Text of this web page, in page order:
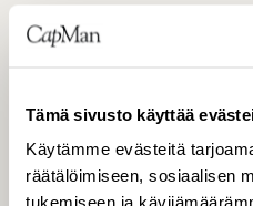
Tämä sivusto käyttää
Käytämme evästeitä
räätälöimiseen, sosiaalisen
tukemiseen ja
keskittyy
pelkästään
oma asiantuntijatiimi
pitkän aikavälin arvoa.
toimintatapa on IT-